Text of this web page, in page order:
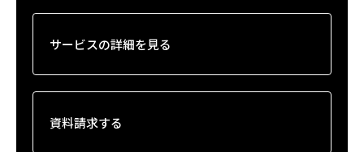
サービスの詳細を見る
資料請求する